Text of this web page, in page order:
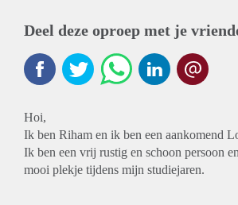
Deel deze oproep met je
Hoi,
Ik ben Riham en ik ben een aankomend
Ik ben een vrij rustig en schoon persoon
mooi plekje tijdens mijn studiejaren.